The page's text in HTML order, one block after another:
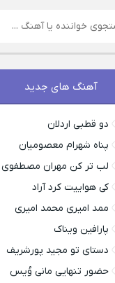
آهنگ های جدید
دو قطبی اردلان
پناه شهرام معصومیان
لب تر کن مهران مصطفوی
کی هواییت کرد آراد
ممد امیری محمد امیری
پارافین ویناک
دستای تو مجید پورشریف
حضور تنهایی مانی وُیس